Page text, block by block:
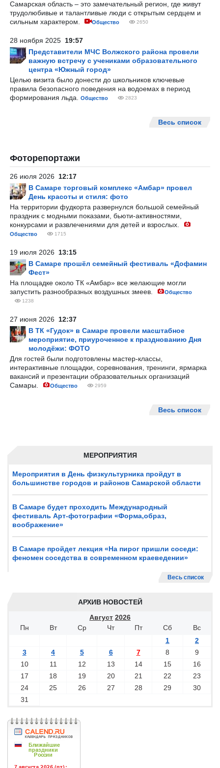
МЕРОПРИЯТИЯ
Мероприятия в День физкультурника пройдут в
большинстве городов и районов Самарской области
В Самаре будет проходить Международный
фестиваль Арт-фотографии «Форма,образ,
воображение»
В Самаре пройдет лекция «На пирог пришли соседи:
феномен соседства в современном краеведении»
Весь список
АРХИВ НОВОСТЕЙ
Август 2026
Пн
Вт Ср Чт Пт Сб
Вс
1
2
3
4 5 6 7 8
9
10
11 12 13 14 15
16
17
18 19 20 21 22
23
24
25 26 27 28 29
30
31
Самарская область – это замечательный регион, где живут
трудолюбивые и талантливые люди с открытым сердцем и
сильным характером.
Общество 2650
28 ноября 2025 19:57
Представители МЧС Волжского района провели
важную встречу с учениками образовательного
центра «Южный город»
Целью визита было донести до школьников ключевые
правила безопасного поведения на водоемах в период
формирования льда.
Общество 2823
Весь список
Фоторепортажи
26 июля 2026 12:17
В Самаре торговый комплекс «Амбар» провел
День красоты и стиля: фото
На территории фудкорта развернулся большой семейный
праздник с модными показами, бьюти-активностями,
конкурсами и развлечениями для детей и взрослых.
Общество 1715
19 июля 2026 13:15
В Самаре прошёл семейный фестиваль «Дофамин
Фест»
На площадке около ТК «Амбар» все желающие могли
запустить разнообразных воздушных змеев.
Общество
1238
27 июня 2026 12:37
В ТК «Гудок» в Самаре провели масштабное
мероприятие, приуроченное к празднованию Дня
молодёжи: ФОТО
Для гостей были подготовлены мастер-классы,
интерактивные площадки, соревнования, тренинги, ярмарка
вакансий и презентации образовательных организаций
Самары.
Общество 2959
Весь список